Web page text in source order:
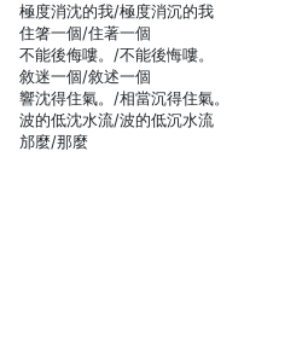
極度消沈的我/極度消沉的我
住箸一個/住著一個
不能後侮嘍。/不能後悔嘍。
敘迷一個/敘述一個
響沈得住氣。/相當沉得住氣。
波的低沈水流/波的低沉水流
邡麼/那麼